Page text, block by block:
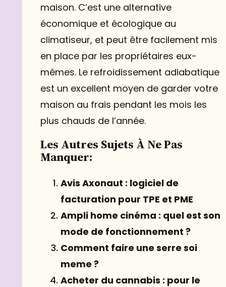
maison. C’est une alternative
économique et écologique au
climatiseur, et peut être facilement mis
en place par les propriétaires eux-
mêmes. Le refroidissement adiabatique
est un excellent moyen de garder votre
maison au frais pendant les mois les
plus chauds de l’année.
Les Autres Sujets À Ne Pas
Manquer:
Avis Axonaut : logiciel de
facturation pour TPE et PME
Ampli home cinéma : quel est son
mode de fonctionnement ?
Comment faire une serre soi
meme ?
Acheter du cannabis : pour le